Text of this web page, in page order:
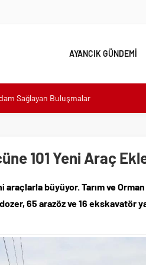
AYANCIK GÜNDEMİ
Sağlayan Buluşmalar
“Halkımızın içinde, Bornova’nın
Noktasında Gece Gündüz Sahadayız”
Ödüllü Resim, Şiir ve Kompozisyon
Üretim Gücünü Destekliyoruz”
yalnız bırakılmadı
karşı karşıya
101 Yeni Araç
büyüyor. Tarım ve Orman
65 arazöz ve 16 ekskavatör